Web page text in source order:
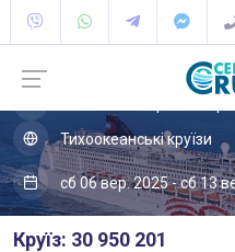
Тихоокеанські круїзи
сб 06 вер. 2025 - сб 13
Круїз: 30 950 201